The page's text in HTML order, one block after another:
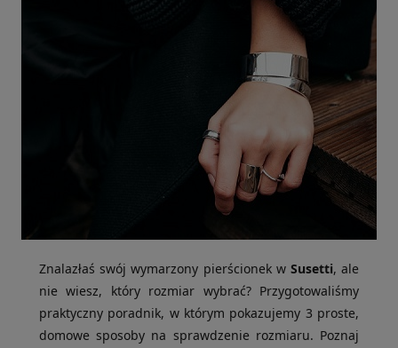
Znalazłaś swój wymarzony pierścionek w Susetti, ale
nie wiesz, który rozmiar wybrać? Przygotowaliśmy
praktyczny poradnik, w którym pokazujemy 3 proste,
domowe sposoby na sprawdzenie rozmiaru. Poznaj